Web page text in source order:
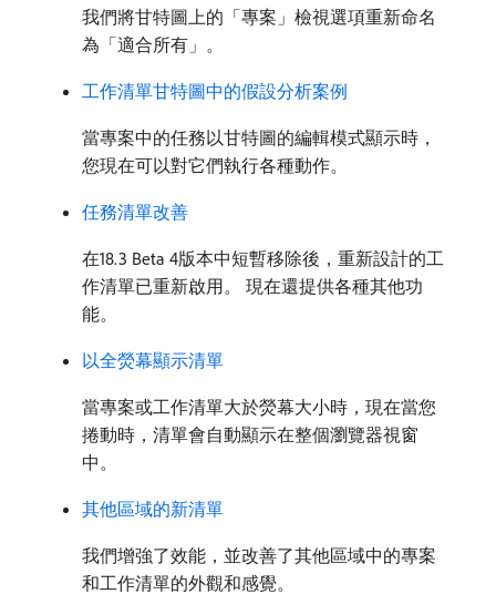
我們將甘特圖上的「專案」檢視選項重新命名
為「適合所有」。
工作清單甘特圖中的假設分析案例
當專案中的任務以甘特圖的編輯模式顯示時，
您現在可以對它們執行各種動作。
任務清單改善
在18.3 Beta 4版本中短暫移除後，重新設計的工
作清單已重新啟用。 現在還提供各種其他功
能。
以全熒幕顯示清單
當專案或工作清單大於熒幕大小時，現在當您
捲動時，清單會自動顯示在整個瀏覽器視窗
中。
其他區域的新清單
我們增強了效能，並改善了其他區域中的專案
和工作清單的外觀和感覺。